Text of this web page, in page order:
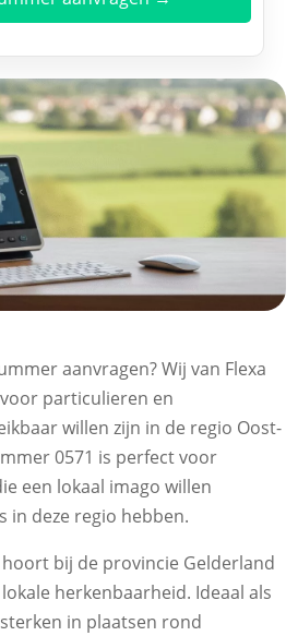
aanvragen? Wij van Flexa
particulieren en
willen zijn in de regio Oost-
0571 is perfect voor
een lokaal imago willen
in deze regio hebben.
bij de provincie Gelderland
herkenbaarheid. Ideaal als
in plaatsen rond